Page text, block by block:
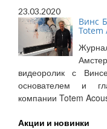
23.03.2020
Винс
Totem
видеоролик с
основателем и
компании Totem
Акции и новинки